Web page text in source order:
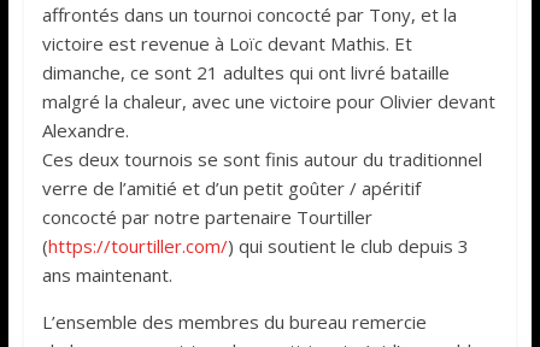
affrontés dans un tournoi concocté par Tony, et la
victoire est revenue à Loïc devant Mathis. Et
dimanche, ce sont 21 adultes qui ont livré bataille
malgré la chaleur, avec une victoire pour Olivier devant
Alexandre.
Ces deux tournois se sont finis autour du traditionnel
verre de l’amitié et d’un petit goûter / apéritif
concocté par notre partenaire Tourtiller
(https://tourtiller.com/) qui soutient le club depuis 3
ans maintenant.
L’ensemble des membres du bureau remercie